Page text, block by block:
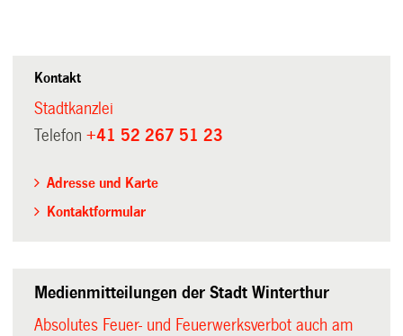
Kontakt
Stadtkanzlei
Telefon+41 52 267 51 23
Adresse und Karte
Kontaktformular
Medienmitteilungen der Stadt Winterthur
Absolutes Feuer- und Feuerwerksverbot auch am